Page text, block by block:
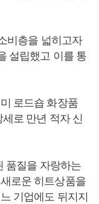
비층을 넓히고자
설립했고 이를 통
로드숍 화장품
로 만년 적자 신
품질을 자랑하는
로운 히트상품을
기업에도 뒤지지